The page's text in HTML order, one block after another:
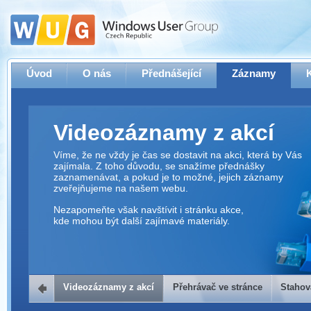
Úvod O nás Přednášející Záznamy
Videozáznamy z akcí
Víme, že ne vždy je čas se dostavit na akci, která by Vás
zajímala. Z toho důvodu, se snažíme přednášky
zaznamenávat, a pokud je to možné, jejich záznamy
zveřejňujeme na našem webu.
Nezapomeňte však navštívit i stránku akce,
kde mohou být další zajímavé materiály.
Přehrávač ve stránce
Videozáznamy z akcí Přehrávač ve stránce